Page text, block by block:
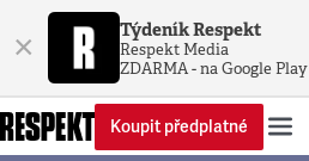
× Týdeník Respekt
Respekt Media
ZDARMA - na Google Play
Koupit předplatné